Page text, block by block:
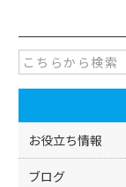
e
b
o
o
k
er
お役立ち情報
ブログ